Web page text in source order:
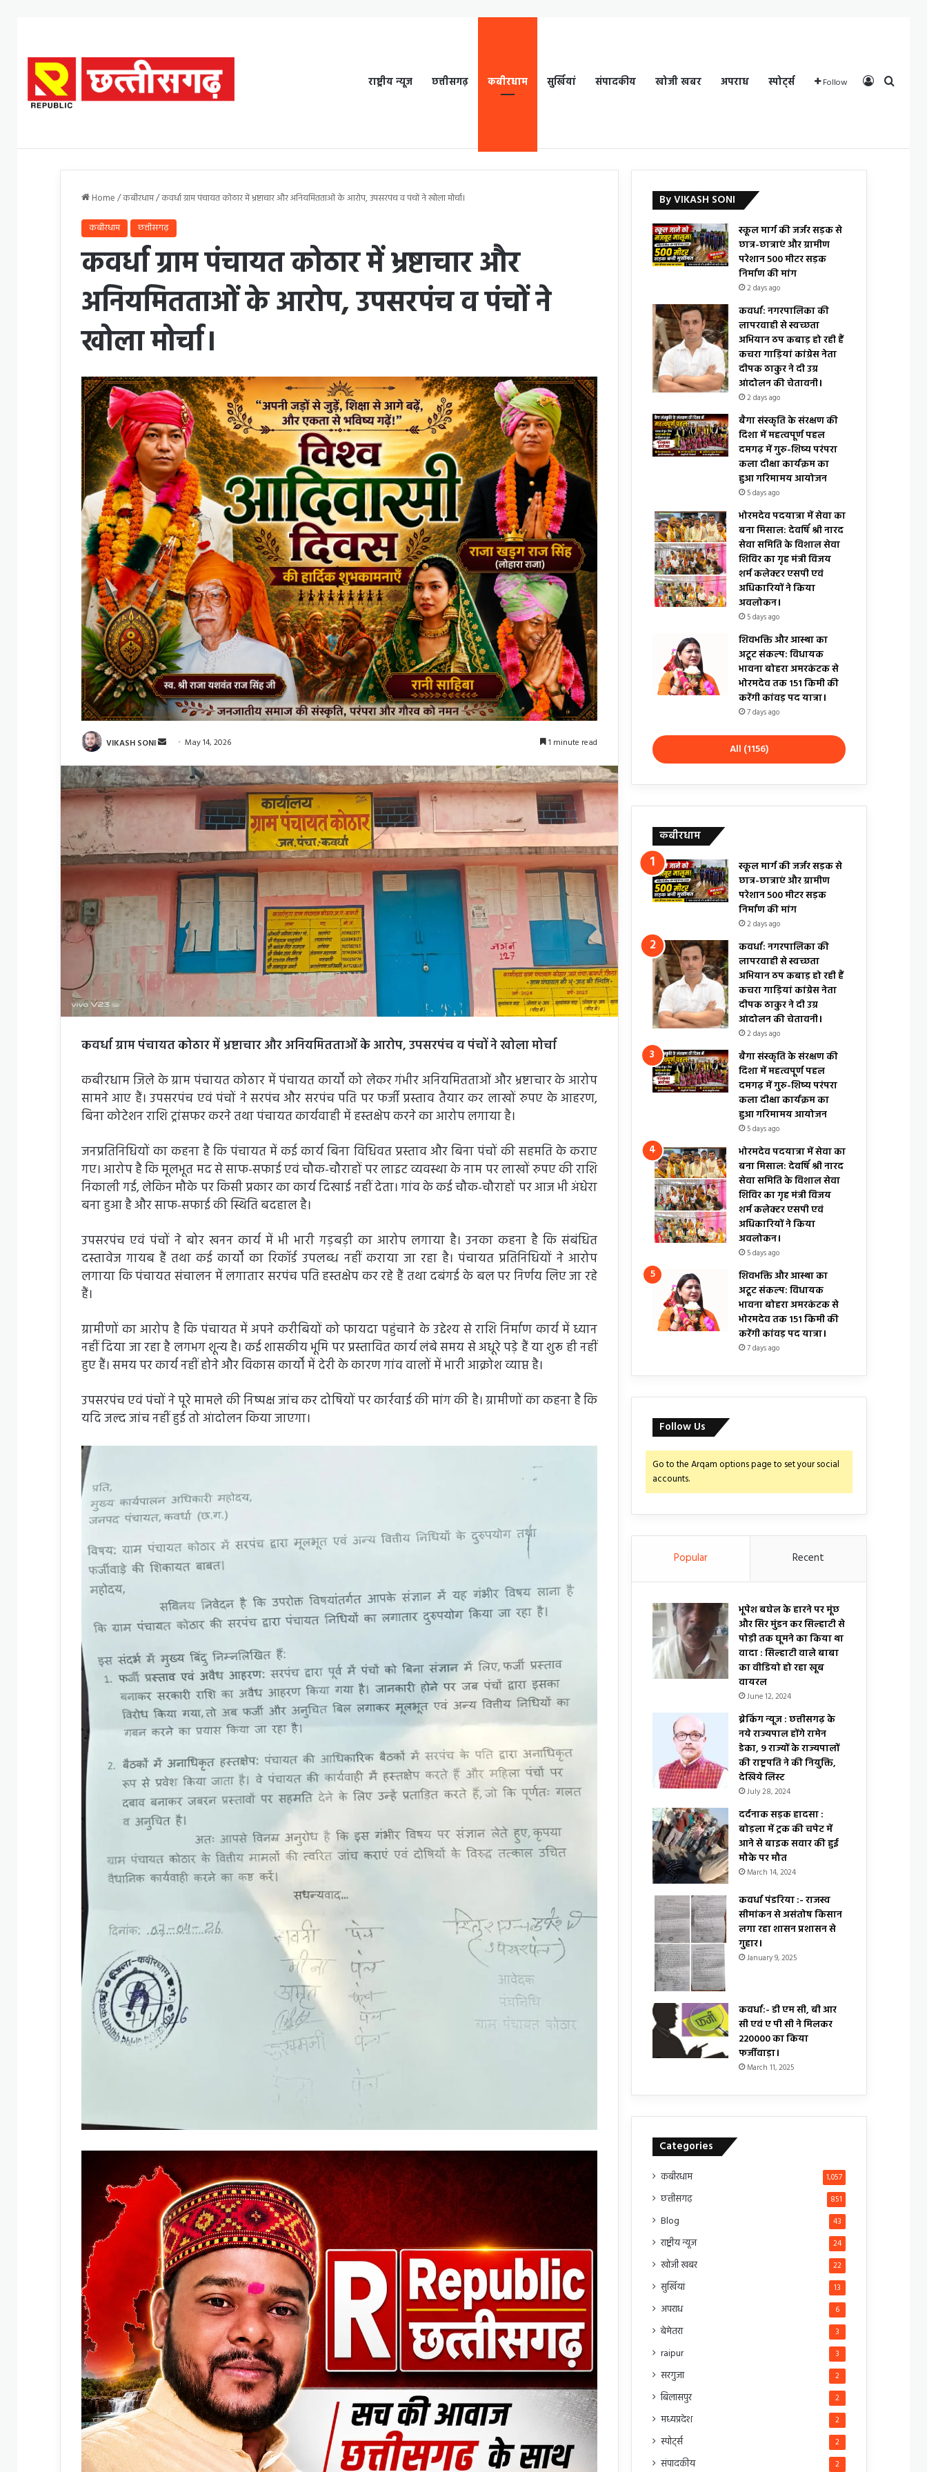
राष्ट्रीय न्यूज छत्तीसगढ़ कबीरधाम सुर्खियां संपादकीय खोजी खबर अपराध स्पोर्ट्स Follow Log In
Home/कबीरधाम/कवर्धा ग्राम पंचायत कोठार में भ्रष्टाचार और अनियमितताओं के आरोप, उपसरपंच व पंचों ने खोला मोर्चा।
कबीरधाम छत्तीसगढ़
कवर्धा ग्राम पंचायत कोठार में भ्रष्टाचार और
अनियमितताओं के आरोप, उपसरपंच व पंचों ने
खोला मोर्चा।
VIKASH SONI
Send
email
May 14, 2026 1 minute read
कवर्धा ग्राम पंचायत कोठार में भ्रष्टाचार और अनियमितताओं के आरोप, उपसरपंच व पंचों ने खोला मोर्चा
कबीरधाम जिले के ग्राम पंचायत कोठार में पंचायत कार्यों को लेकर गंभीर अनियमितताओं और भ्रष्टाचार के आरोप
सामने आए हैं। उपसरपंच एवं पंचों ने सरपंच और सरपंच पति पर फर्जी प्रस्ताव तैयार कर लाखों रुपए के आहरण,
बिना कोटेशन राशि ट्रांसफर करने तथा पंचायत कार्यवाही में हस्तक्षेप करने का आरोप लगाया है।
जनप्रतिनिधियों का कहना है कि पंचायत में कई कार्य बिना विधिवत प्रस्ताव और बिना पंचों की सहमति के कराए
गए। आरोप है कि मूलभूत मद से साफ-सफाई एवं चौक-चौराहों पर लाइट व्यवस्था के नाम पर लाखों रुपए की राशि
निकाली गई, लेकिन मौके पर किसी प्रकार का कार्य दिखाई नहीं देता। गांव के कई चौक-चौराहों पर आज भी अंधेरा
बना हुआ है और साफ-सफाई की स्थिति बदहाल है।
उपसरपंच एवं पंचों ने बोर खनन कार्य में भी भारी गड़बड़ी का आरोप लगाया है। उनका कहना है कि संबंधित
दस्तावेज गायब हैं तथा कई कार्यों का रिकॉर्ड उपलब्ध नहीं कराया जा रहा है। पंचायत प्रतिनिधियों ने आरोप
लगाया कि पंचायत संचालन में लगातार सरपंच पति हस्तक्षेप कर रहे हैं तथा दबंगई के बल पर निर्णय लिए जा रहे
हैं।
ग्रामीणों का आरोप है कि पंचायत में अपने करीबियों को फायदा पहुंचाने के उद्देश्य से राशि निर्माण कार्य में ध्यान
नहीं दिया जा रहा है लगभग शून्य है। कई शासकीय भूमि पर प्रस्तावित कार्य लंबे समय से अधूरे पड़े हैं या शुरू ही नहीं
हुए हैं। समय पर कार्य नहीं होने और विकास कार्यों में देरी के कारण गांव वालों में भारी आक्रोश व्याप्त है।
उपसरपंच एवं पंचों ने पूरे मामले की निष्पक्ष जांच कर दोषियों पर कार्रवाई की मांग की है। ग्रामीणों का कहना है कि
यदि जल्द जांच नहीं हुई तो आंदोलन किया जाएगा।
By VIKASH SONI
स्कूल मार्ग की जर्जर सड़क से
छात्र-छात्राएं और ग्रामीण
परेशान 500 मीटर सड़क
निर्माण की मांग
2 days ago
कवर्धा: नगरपालिका की
लापरवाही से स्वच्छता
अभियान ठप कबाड़ हो रही हैं
कचरा गाड़ियां कांग्रेस नेता
दीपक ठाकुर ने दी उग्र
आंदोलन की चेतावनी।
2 days ago
बैगा संस्कृति के संरक्षण की
दिशा में महत्वपूर्ण पहल
दमगढ़ में गुरु-शिष्य परंपरा
कला दीक्षा कार्यक्रम का
हुआ गरिमामय आयोजन
5 days ago
भोरमदेव पदयात्रा में सेवा का
बना मिसाल: देवर्षि श्री नारद
सेवा समिति के विशाल सेवा
शिविर का गृह मंत्री विजय
शर्म कलेक्टर एसपी एवं
अधिकारियों ने किया
अवलोकन।
5 days ago
शिवभक्ति और आस्था का
अटूट संकल्प: विधायक
भावना बोहरा अमरकंटक से
भोरमदेव तक 151 किमी की
करेंगी कांवड़ पद यात्रा।
7 days ago
All (1156)
कबीरधाम
स्कूल मार्ग की जर्जर सड़क से
छात्र-छात्राएं और ग्रामीण
परेशान 500 मीटर सड़क
निर्माण की मांग
2 days ago
कवर्धा: नगरपालिका की
लापरवाही से स्वच्छता
अभियान ठप कबाड़ हो रही हैं
कचरा गाड़ियां कांग्रेस नेता
दीपक ठाकुर ने दी उग्र
आंदोलन की चेतावनी।
2 days ago
बैगा संस्कृति के संरक्षण की
दिशा में महत्वपूर्ण पहल
दमगढ़ में गुरु-शिष्य परंपरा
कला दीक्षा कार्यक्रम का
हुआ गरिमामय आयोजन
5 days ago
भोरमदेव पदयात्रा में सेवा का
बना मिसाल: देवर्षि श्री नारद
सेवा समिति के विशाल सेवा
शिविर का गृह मंत्री विजय
शर्म कलेक्टर एसपी एवं
अधिकारियों ने किया
अवलोकन।
5 days ago
शिवभक्ति और आस्था का
अटूट संकल्प: विधायक
भावना बोहरा अमरकंटक से
भोरमदेव तक 151 किमी की
करेंगी कांवड़ पद यात्रा।
7 days ago
Follow Us
Go to the Arqam options page to set your social
accounts.
Popular Recent
भूपेश बघेल के हारने पर मूंछ
और सिर मुंडन कर सिल्हाटी से
पोड़ी तक घूमने का किया था
वादा : सिल्हाटी वाले बाबा
का वीडियो हो रहा खूब
वायरल
June 12, 2024
ब्रेकिंग न्यूज : छत्तीसगढ़ के
नये राज्यपाल होंगे रामेन
डेका, 9 राज्यों के राज्यपालों
की राष्ट्रपति ने की नियुक्ति,
देखिये लिस्ट
July 28, 2024
दर्दनाक सड़क हादसा :
बोड़ला में ट्रक की चपेट में
आने से बाइक सवार की हुई
मौके पर मौत
March 14, 2024
कवर्धा पंडरिया :- राजस्व
सीमांकन से असंतोष किसान
लगा रहा शासन प्रशासन से
गुहार।
January 9, 2025
कवर्धा:- डी एम सी, बी आर
सी एवं ए पी सी ने मिलकर
₹220000 का किया
फर्जीवाड़ा।
March 11, 2025
Categories
कबीरधाम 1,057
छत्तीसगढ़ 851
Blog 43
राष्ट्रीय न्यूज 24
खोजी खबर 22
सुर्खियां 13
अपराध 6
बेमेतरा 3
raipur 3
सरगुजा 2
बिलासपुर 2
मध्यप्रदेश 2
स्पोर्ट्स 2
संपादकीय 2